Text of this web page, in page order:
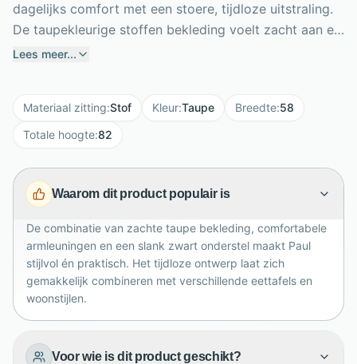
dagelijks comfort met een stoere, tijdloze uitstraling.
De taupekleurige stoffen bekleding voelt zacht aan en
geeft de eethoek een warme, rustige sfeer. Dankzij de
thuiswerken of lange avonden natafelen. Het zwarte
metalen onderstel zorgt voor stabiliteit en een modern
cm diep. Met een zitdiepte van 44,5 cm en maximale
draagkracht van 120 kg is deze comfortabele
intensief dagelijks gebruik in huis.
Lees meer...
Materiaal zitting:Stof Kleur:Taupe Breedte:58
Totale hoogte:82
Waarom dit product populair is
De combinatie van zachte taupe bekleding, comfortabele
armleuningen en een slank zwart onderstel maakt Paul
stijlvol én praktisch. Het tijdloze ontwerp laat zich
gemakkelijk combineren met verschillende eettafels en
woonstijlen.
Voor wie is dit product geschikt?